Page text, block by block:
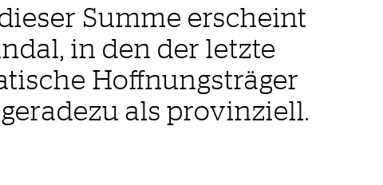
Summe erscheint
in den der letzte
Hoffnungsträger
als provinziell.